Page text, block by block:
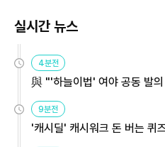
실시간 뉴스
4분전
與 "'하늘이법' 여야 공동 발
9분전
'캐시딜' 캐시워크 돈 버는 퀴